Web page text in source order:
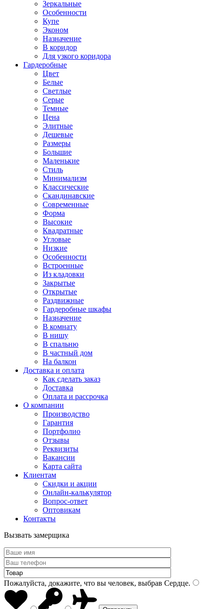
Зеркальные
Особенности
Купе
Эконом
Назначение
В коридор
Для узкого коридора
Гардеробные
Цвет
Белые
Светлые
Серые
Темные
Цена
Элитные
Дешевые
Размеры
Большие
Маленькие
Стиль
Минимализм
Классические
Скандинавские
Современные
Форма
Высокие
Квадратные
Угловые
Низкие
Особенности
Встроенные
Из кладовки
Закрытые
Открытые
Раздвижные
Гардеробные шкафы
Назначение
В комнату
В нишу
В спальню
В частный дом
На балкон
Доставка и оплата
Как сделать заказ
Доставка
Оплата и рассрочка
О компании
Производство
Гарантия
Портфолио
Отзывы
Реквизиты
Вакансии
Карта сайта
Клиентам
Скидки и акции
Онлайн-калькулятор
Вопрос-ответ
Оптовикам
Контакты
Вызвать замерщика
Пожалуйста, докажите, что вы человек, выбрав Сердце.